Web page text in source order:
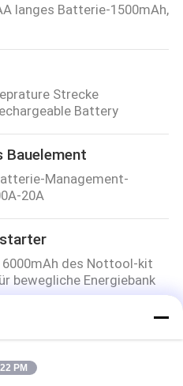
langes Batterie-1500mAh,
Strecke
Battery
Management-
20A
des Nottool-kit
bewegliche Energiebank
für Wegwerf-E-
PM